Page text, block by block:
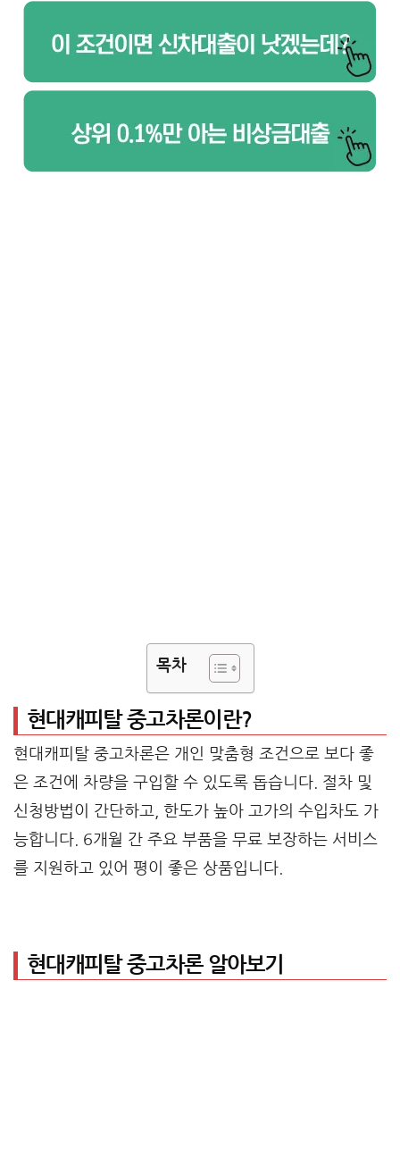
목차
현대캐피탈 중고차론이란?
현대캐피탈 중고차론은 개인 맞춤형 조건으로 보다 좋
은 조건에 차량을 구입할 수 있도록 돕습니다. 절차 및
신청방법이 간단하고, 한도가 높아 고가의 수입차도 가
능합니다. 6개월 간 주요 부품을 무료 보장하는 서비스
를 지원하고 있어 평이 좋은 상품입니다.
현대캐피탈 중고차론 알아보기